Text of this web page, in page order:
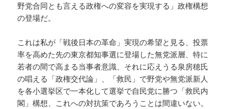
野党合同とも言える政権への変容を実現する」政権構想
の登場だ。
これは私が「戦後日本の革命」実現の希望と見る、投票
率を高めた先の東京都知事選に登場した無党派層、特に
若者の間で高まる当事者意識、それに応えうる泉房穂氏
の唱える「政権交代論」、「救民」で野党や無党派新人
を各小選挙区で一本化して選挙で自民党に勝つ「救民内
閣」構想、これへの対抗策であろうことは間違いない。